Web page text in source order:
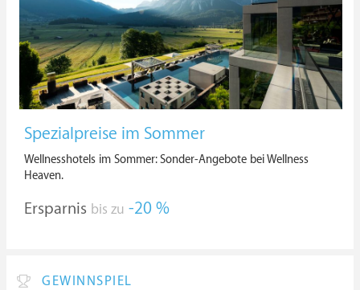
Spezialpreise im Sommer
Wellnesshotels im Sommer: Sonder-Angebote bei Wellness
Heaven.
Ersparnis bis zu -20 %
GEWINNSPIEL